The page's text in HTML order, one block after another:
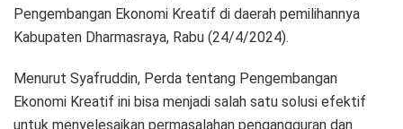
Pengembangan Ekonomi Kreatif di daerah pemilihannya
Kabupaten Dharmasraya, Rabu (24/4/2024).
Menurut Syafruddin, Perda tentang Pengembangan
Ekonomi Kreatif ini bisa menjadi salah satu solusi efektif
untuk menyelesaikan permasalahan pengangguran dan